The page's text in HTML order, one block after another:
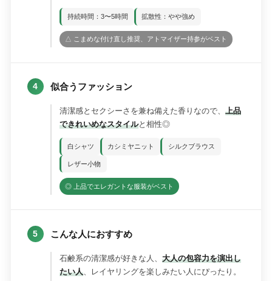
持続時間：3〜5時間 拡散性：やや強め
△ こまめな付け直し推奨、アトマイザー持参がベスト
4 似合うファッション
清潔感とセクシーさを兼ね備えた香りなので、上品
できれいめなスタイルと相性◎
白シャツ カシミヤニット シルクブラウス
レザー小物
◎ 上品でエレガントな服装がベスト
5 こんな人におすすめ
石鹸系の清潔感が好きな人、大人の包容力を演出し
たい人、レイヤリングを楽しみたい人にぴったり。